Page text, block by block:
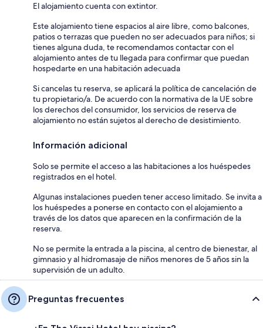
El alojamiento cuenta con extintor.
Este alojamiento tiene espacios al aire libre, como balcones,
patios o terrazas que pueden no ser adecuados para niños; si
tienes alguna duda, te recomendamos contactar con el
alojamiento antes de tu llegada para confirmar que puedan
hospedarte en una habitación adecuada
Si cancelas tu reserva, se aplicará la política de cancelación de
tu propietario/a. De acuerdo con la normativa de la UE sobre
los derechos del consumidor, los servicios de reserva de
alojamiento no están sujetos al derecho de desistimiento.
Información adicional
Solo se permite el acceso a las habitaciones a los huéspedes
registrados en el hotel.
Algunas instalaciones pueden tener acceso limitado. Se invita a
los huéspedes a ponerse en contacto con el alojamiento a
través de los datos que aparecen en la confirmación de la
reserva.
No se permite la entrada a la piscina, al centro de bienestar, al
gimnasio y al hidromasaje de niños menores de 5 años sin la
supervisión de un adulto.
Preguntas frecuentes